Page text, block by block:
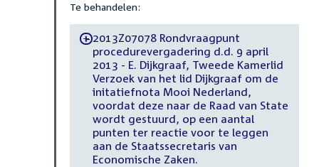
Te behandelen:
-2013Z07078 Rondvraagpunt
procedurevergadering d.d. 9 april
2013 - E. Dijkgraaf, Tweede Kamerlid
Verzoek van het lid Dijkgraaf om de
initatiefnota Mooi Nederland,
voordat deze naar de Raad van State
wordt gestuurd, op een aantal
punten ter reactie voor te leggen
aan de Staatssecretaris van
Economische Zaken.